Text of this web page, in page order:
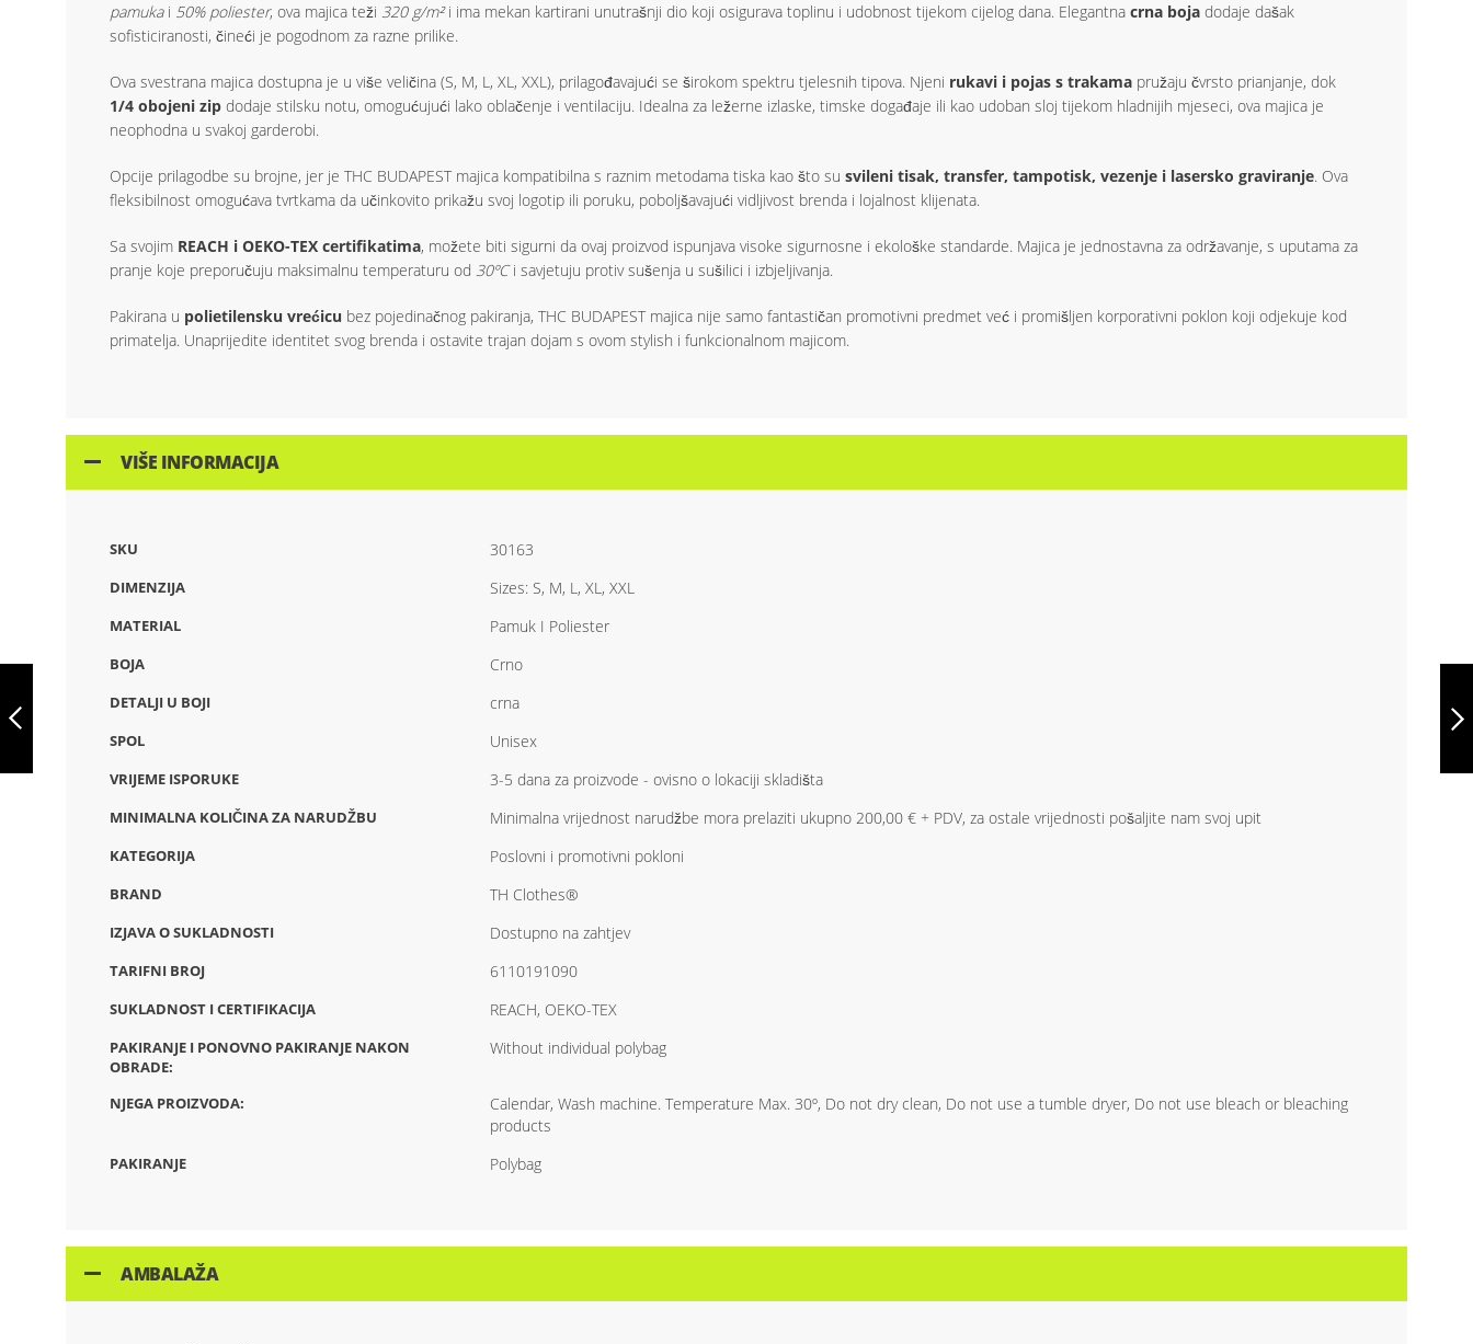
THC AMSTERDAM
DUKSERICA OD
POLIESTERA S
PUNIM
ZATVARAČEM,
pamukai 50% poliester, ova majica teži 320 g/m²i ima mekan kartirani unutrašnji dio koji osigurava toplinu i udobnost tijekom cijelog dana. Elegantna crna boja dodaje dašak
sofisticiranosti, čineći je pogodnom za razne prilike.
Ova svestrana majica dostupna je u više veličina (S, M, L, XL, XXL), prilagođavajući se širokom spektru tjelesnih tipova. Njeni rukavi i pojas s trakama pružaju čvrsto prianjanje, dok
1/4 obojeni zip dodaje stilsku notu, omogućujući lako oblačenje i ventilaciju. Idealna za ležerne izlaske, timske događaje ili kao udoban sloj tijekom hladnijih mjeseci, ova majica je
neophodna u svakoj garderobi.
Opcije prilagodbe su brojne, jer je THC BUDAPEST majica kompatibilna s raznim metodama tiska kao što su svileni tisak, transfer, tampotisk, vezenje i lasersko graviranje. Ova
fleksibilnost omogućava tvrtkama da učinkovito prikažu svoj logotip ili poruku, poboljšavajući vidljivost brenda i lojalnost klijenata.
Sa svojim REACH i OEKO-TEX certifikatima, možete biti sigurni da ovaj proizvod ispunjava visoke sigurnosne i ekološke standarde. Majica je jednostavna za održavanje, s uputama za
pranje koje preporučuju maksimalnu temperaturu od 30ºCi savjetuju protiv sušenja u sušilici i izbjeljivanja.
Pakirana u polietilensku vrećicu bez pojedinačnog pakiranja, THC BUDAPEST majica nije samo fantastičan promotivni predmet već i promišljen korporativni poklon koji odjekuje kod
primatelja. Unaprijedite identitet svog brenda i ostavite trajan dojam s ovom stylish i funkcionalnom majicom.
VIŠE INFORMACIJA
SKU 30163
DIMENZIJA Sizes: S, M, L, XL, XXL
MATERIAL Pamuk I Poliester
BOJA Crno
DETALJI U BOJI crna
SPOL Unisex
VRIJEME ISPORUKE 3-5 dana za proizvode - ovisno o lokaciji skladišta
MINIMALNA KOLIČINA ZA NARUDŽBU Minimalna vrijednost narudžbe mora prelaziti ukupno 200,00 € + PDV, za ostale vrijednosti pošaljite nam svoj upit
KATEGORIJA Poslovni i promotivni pokloni
BRAND TH Clothes®
IZJAVA O SUKLADNOSTI Dostupno na zahtjev
TARIFNI BROJ 6110191090
SUKLADNOST I CERTIFIKACIJA REACH, OEKO-TEX
PAKIRANJE I PONOVNO PAKIRANJE NAKON
OBRADE:
Without individual polybag
NJEGA PROIZVODA:
Calendar, Wash machine. Temperature Max. 30º, Do not dry clean, Do not use a tumble dryer, Do not use bleach or bleaching
products
PAKIRANJE Polybag
AMBALAŽA